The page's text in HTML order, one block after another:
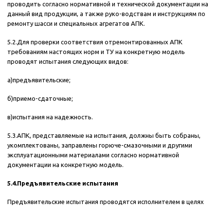
проводить согласно нормативной и технической документации на
данный вид продукции, а также руко-водствам и инструкциям по
ремонту шасси и специальных агрегатов АПК.
5.2.Для проверки соответствия отремонтированных АПК
требованиям настоящих норм и ТУ на конкретную модель
проводят испытания следующих видов:
а)предъявительские;
б)приемо-сдаточные;
в)испытания на надежность.
5.3.АПК, представляемые на испытания, должны быть собраны,
укомплектованы, заправлены горюче-смазочными и другими
эксплуатационными материалами согласно нормативной
документации на конкретную модель.
5.4.Предъявительские испытания
Предъявительские испытания проводятся исполнителем в целях